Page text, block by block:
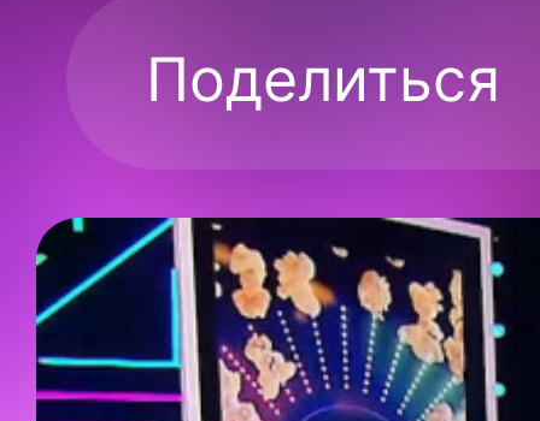
Поделиться